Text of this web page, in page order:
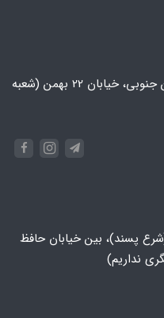
تهران، پونک، خیابان ایران زمین جنوبی، خیابان 22 بهمن (شعبه
پسند)، بین خیابان حافظ